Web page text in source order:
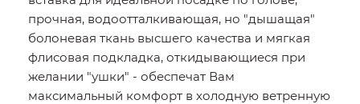
прочная, водоотталкивающая, но "дышащая"
болоневая ткань высшего качества и мягкая
флисовая подкладка, откидывающиеся при
желании "ушки" - обеспечат Вам
максимальный комфорт в холодную ветренную